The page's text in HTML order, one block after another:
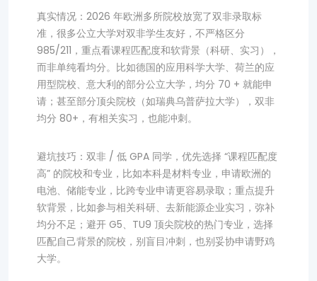
真实情况：2026 年欧洲多所院校放宽了双非录取标
准，很多公立大学对双非学生友好，不严格区分
985/211，重点看课程匹配度和软背景（科研、实习），
而非单纯看均分。比如德国的应用科学大学、荷兰的应
用型院校、意大利的部分公立大学，均分 70 + 就能申
请；甚至部分顶尖院校（如瑞典乌普萨拉大学），双非
均分 80+，有相关实习，也能冲刺。
避坑技巧：双非 / 低 GPA 同学，优先选择 “课程匹配度
高” 的院校和专业，比如本科是材料专业，申请欧洲的
电池、储能专业，比跨专业申请更容易录取；重点提升
软背景，比如参与相关科研、去新能源企业实习，弥补
均分不足；避开 G5、TU9 顶尖院校的热门专业，选择
匹配自己背景的院校，别盲目冲刺，也别妥协申请野鸡
大学。